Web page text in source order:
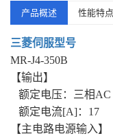
产品概述 性能特点
三菱伺服型号
MR-J4-350B
【输出】
额定电压：三相AC
额定电流[A]：17
【主电路电源输入】